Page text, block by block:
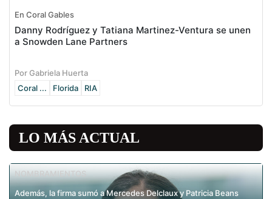
En Coral Gables
Danny Rodríguez y Tatiana Martinez-Ventura se unen
a Snowden Lane Partners
Por Gabriela Huerta
Coral ...
Florida RIA
LO MÁS ACTUAL
NOMBRAMIENTOS
Además, la firma sumó a Mercedes Delclaux y Patricia Beans